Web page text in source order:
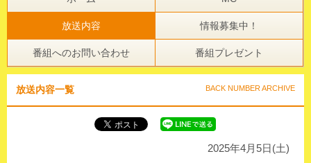
放送内容 情報募集中！
番組へのお問い合わせ 番組プレゼント
放送内容一覧 BACK NUMBER ARCHIVE
2025年4月5日(土)